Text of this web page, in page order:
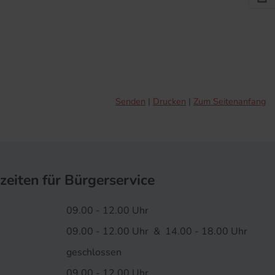
Senden Drucken Zum Seitenanfang
für Bürgerservice
09.00 - 12.00 Uhr
09.00 - 12.00 Uhr & 14.00 - 18.00 Uhr
geschlossen